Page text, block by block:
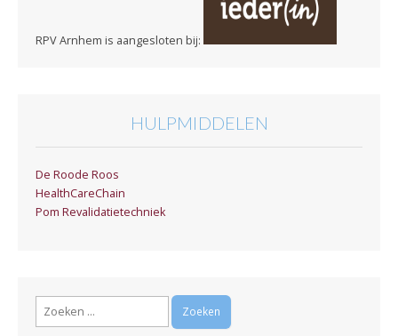
RPV Arnhem is aangesloten bij:
HULPMIDDELEN
De Roode Roos
HealthCareChain
Pom Revalidatietechniek
Zoeken